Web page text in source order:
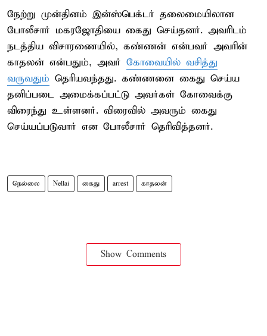
நேற்று முன்தினம் இன்ஸ்பெக்டர் தலைமையிலான
போலீசார் மகரஜோதியை கைது செய்தனர். அவரிடம்
நடத்திய விசாரணையில், கண்ணன் என்பவர் அவரின்
காதலன் என்பதும், அவர் கோவையில் வசித்து
வருவதும் தெரியவந்தது. கண்ணனை கைது செய்ய
தனிப்படை அமைக்கப்பட்டு அவர்கள் கோவைக்கு
விரைந்து உள்ளனர். விரைவில் அவரும் கைது
செய்யப்படுவார் என போலீசார் தெரிவித்தனர்.
நெல்லை Nellai கைது arrest காதலன்
Show Comments